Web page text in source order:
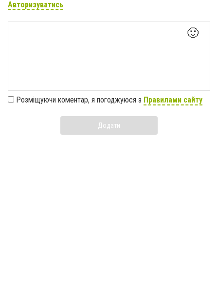
Авторизуватись
🙂
Розміщуючи коментар, я погоджуюся з Правилами сайту
Додати